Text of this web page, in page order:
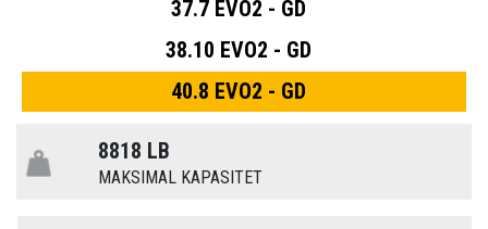
37.7 EVO2 - GD
38.10 EVO2 - GD
40.8 EVO2 - GD
8818 LB
MAKSIMAL KAPASITET